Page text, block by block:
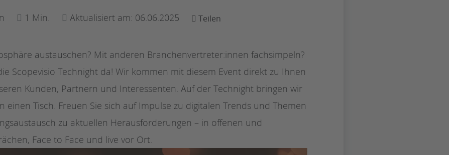
1 Min. Aktualisiert am: 06.06.2025 Teilen
austauschen? Mit anderen Branchenvertreter:innen fachsimpeln?
Scopevisio Technight da! Wir kommen mit diesem Event direkt zu Ihnen
Kunden, Partnern und Interessenten. Auf der Technight bringen wir
einen Tisch. Freuen Sie sich auf Impulse zu digitalen Trends und Themen
zu aktuellen Herausforderungen – in offenen und
Face to Face und live vor Ort.